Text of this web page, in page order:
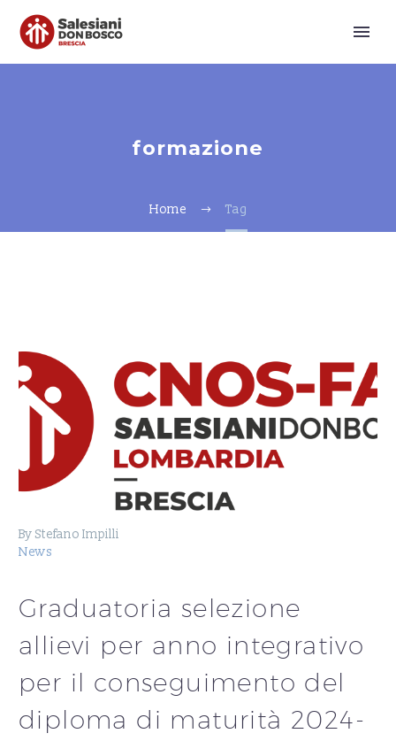
formazione
Home Tag
By Stefano Impilli
News
Graduatoria selezione
allievi per anno integrativo
per il conseguimento del
diploma di maturità 2024-